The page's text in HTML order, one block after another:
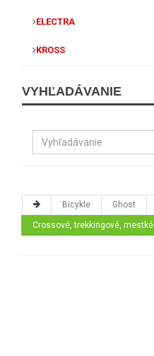
ELECTRA
KROSS
VYHĽADÁVANIE
Bicykle Ghost
Crossové, trekkingové, mestké